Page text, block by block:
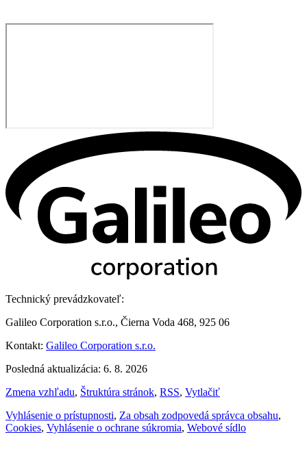
Technický prevádzkovateľ:
Galileo Corporation s.r.o., Čierna Voda 468, 925 06
Kontakt: Galileo Corporation s.r.o.
Posledná aktualizácia: 6. 8. 2026
Zmena vzhľadu, Štruktúra stránok, RSS, Vytlačiť
Vyhlásenie o prístupnosti, Za obsah zodpovedá správca obsahu,
Cookies, Vyhlásenie o ochrane súkromia, Webové sídlo